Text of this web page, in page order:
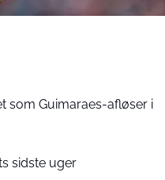
som Guimaraes-afløser i
sidste uger